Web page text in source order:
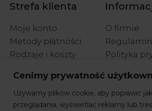
Cenimy prywatność
Używamy plików cookie, aby poprawić
przeglądania, wyświetlać reklamy lub
Strefa klienta
Moje konto
Metody płatności
Rodzaje i koszty
Wymiany i zwroty
O firmie
Polityka